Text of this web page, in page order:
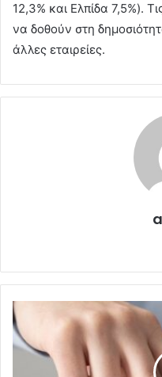
12,3% και Ελπίδα 7,5%).
να δοθούν στη
άλλες εταιρείες.